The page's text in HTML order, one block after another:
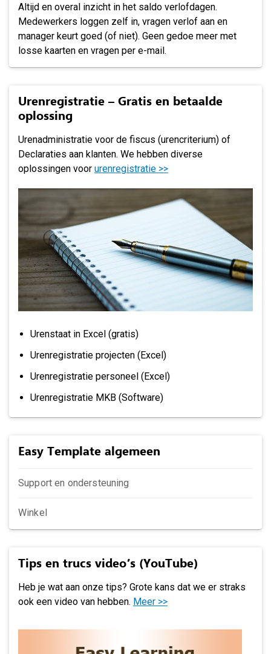
Altijd en overal inzicht in het saldo verlofdagen.
Medewerkers loggen zelf in, vragen verlof aan en
manager keurt goed (of niet). Geen gedoe meer met
losse kaarten en vragen per e-mail.
Urenregistratie – Gratis en betaalde
oplossing
Urenadministratie voor de fiscus (urencriterium) of
Declaraties aan klanten. We hebben diverse
oplossingen voor urenregistratie >>
Urenstaat in Excel (gratis)
Urenregistratie projecten (Excel)
Urenregistratie personeel (Excel)
Urenregistratie MKB (Software)
Easy Template algemeen
Support en ondersteuning
Winkel
Tips en trucs video’s (YouTube)
Heb je wat aan onze tips? Grote kans dat we er straks
ook een video van hebben. Meer >>